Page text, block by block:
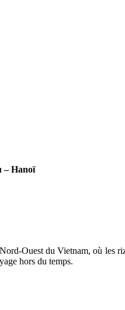
– Hanoï
Ouest du Vietnam, où les
hors du temps.